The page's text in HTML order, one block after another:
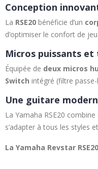
Conception
La RSE20 bénéficie d’un
d’optimiser le confort de
Micros puissants
Équipée de deux micros
Switch intégré (filtre
Une guitare
La Yamaha RSE20 combine
s’adapter à tous les styles
La Yamaha Revstar